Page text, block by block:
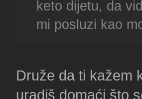
keto dijetu, da
mi posluzi kao
Druže da ti kažem
uradiš domaći što